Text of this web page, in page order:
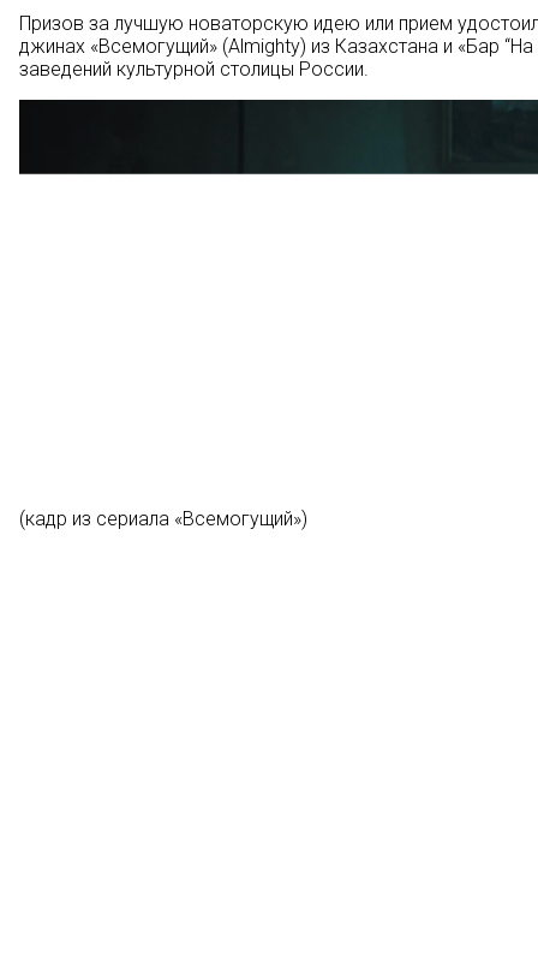
Призов за лучшую новаторскую идею или прием
джинах «Всемогущий» (Almighty) из Казахстана и «Бар “На
заведений культурной столицы России.
(кадр из сериала «Всемогущий»)